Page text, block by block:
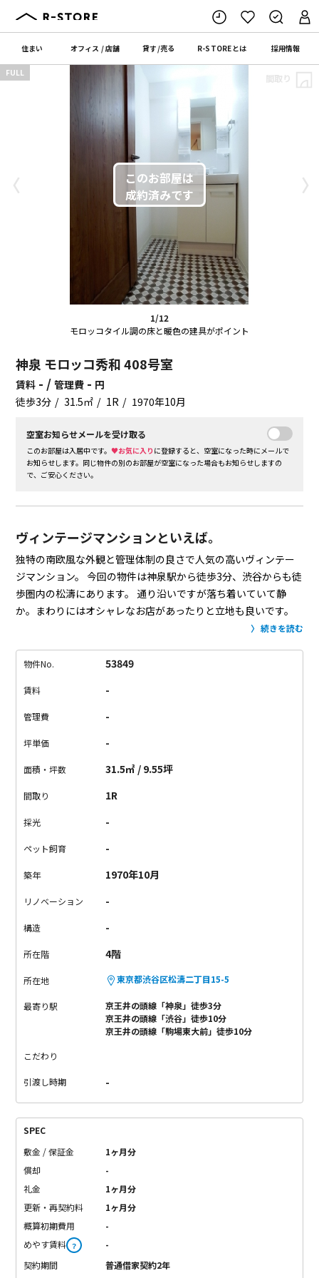
住まい オフィス /店舗 貸す/売る R-STOREとは 採用情報
1/12
モロッコタイル調の床と暖色の建具がポイント
〈 〉
FULL 間取り
神泉 モロッコ秀和 408号室
賃料 - /管理費 - 円
徒歩3分
31.5㎡ 1R 1970年10月
空室お知らせメールを受け取る
このお部屋は入居中です。♥お気に入り に登録すると、空室になった時にメールで
お知らせします。同じ物件の別のお部屋が空室になった場合もお知らせしますの
で、ご安心ください。
ヴィンテージマンションといえば。
独特の南欧風な外観と管理体制の良さで人気の高いヴィンテー
ジマンション。 今回の物件は神泉駅から徒歩3分、渋谷からも徒
歩圏内の松濤にあります。
通り沿いですが落ち着いていて静
か。まわりにはオシャレなお店があったりと立地も良いです。
バルコニーは
ローリング。建具も暖色のある木材が使われ、あたたかみがあ
キッチンスペースが広めにとられていたり、洗面脱衣所も備えら
れ、使い勝手のよさそうな間取りです。
洗濯物が干せません ・単身者限定
続きを読む
物件No. 53849
賃料 -
管理費 -
坪単価 -
面積・坪数 31.5㎡ / 9.55坪
間取り 1R
採光 -
ペット飼育 -
築年 1970年10月
リノベーション -
構造 -
所在階 4階
所在地 東京都渋谷区松濤二丁目15-5
最寄り駅
京王井の頭線「神泉」徒歩3分
京王井の頭線「渋谷」徒歩10分
京王井の頭線「駒場東大前」徒歩10分
こだわり
引渡し時期 -
SPEC
敷金 / 保証金
1ヶ月分
償却
-
礼金
1ヶ月分
更新・再契約料
1ヶ月分
概算初期費用
-
めやす賃料 ？
-
契約期間
普通借家契約2年